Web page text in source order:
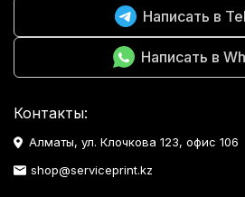
Написать в
Написать в
Контакты:
Алматы, ул. Клочкова 123, офис 106
shop@serviceprint.kz